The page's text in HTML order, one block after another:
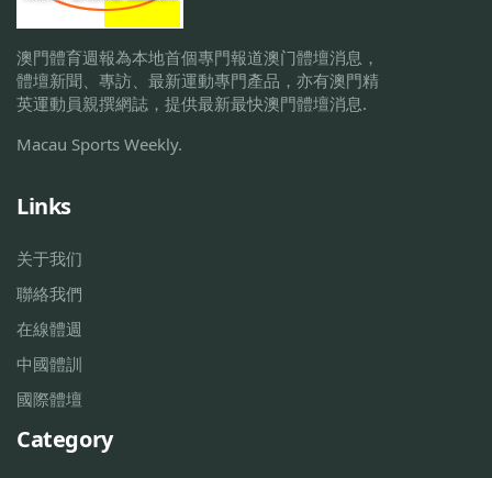
澳門體育週報為本地首個專門報道澳门體壇消息，
體壇新聞、專訪、最新運動專門產品，亦有澳門精
英運動員親撰網誌，提供最新最快澳門體壇消息.
Macau Sports Weekly.
Links
关于我们
聯絡我們
在線體週
中國體訓
國際體壇
Category